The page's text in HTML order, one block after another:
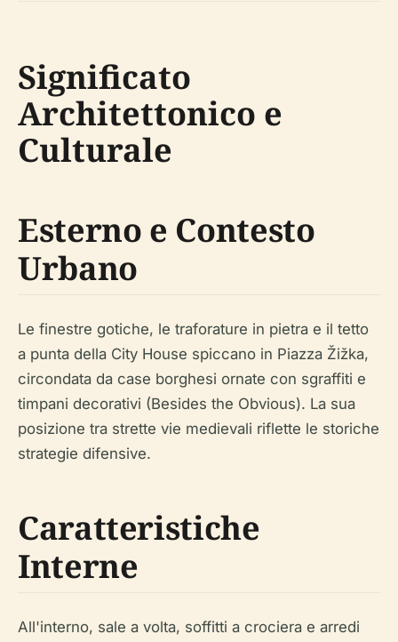
Significato
Architettonico e
Culturale
Esterno e Contesto
Urbano
Le finestre gotiche, le traforature in pietra e il tetto
a punta della City House spiccano in Piazza Žižka,
circondata da case borghesi ornate con sgraffiti e
timpani decorativi (Besides the Obvious). La sua
posizione tra strette vie medievali riflette le storiche
strategie difensive.
Caratteristiche
Interne
All'interno, sale a volta, soffitti a crociera e arredi